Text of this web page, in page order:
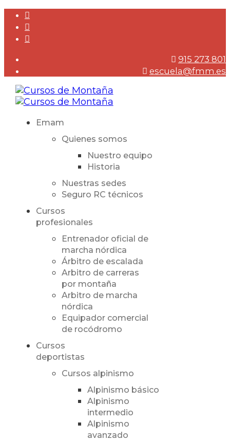
915 273 801
escuela@fmm.es
Emam
Quienes somos
Nuestro equipo
Historia
Nuestras sedes
Seguro RC técnicos
Cursos
profesionales
Entrenador oficial de
marcha nórdica
Árbitro de escalada
Arbitro de carreras
por montaña
Arbitro de marcha
nórdica
Equipador comercial
de rocódromo
Cursos
deportistas
Cursos alpinismo
Alpinismo básico
Alpinismo
intermedio
Alpinismo
avanzado